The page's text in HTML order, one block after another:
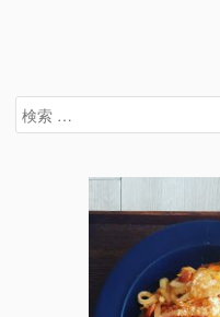
検
索